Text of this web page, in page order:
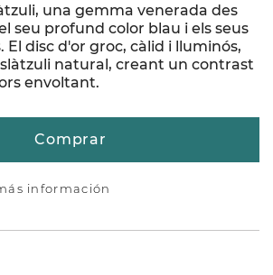
una gemma venerada des
seu profund color blau i els seus
El disc d'or groc, càlid i lluminós,
natural, creant un contrast
envoltant.
Comprar
información